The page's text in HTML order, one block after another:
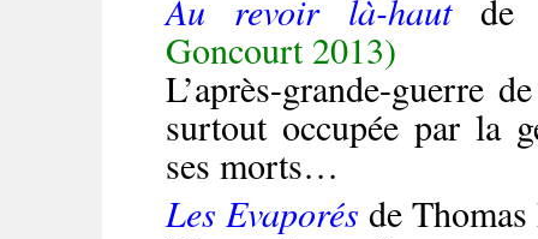
Au revoir là-hautde
Goncourt 2013)
L’après-grande-guerre
surtout occupée par la
ses morts…
Les Evaporés de